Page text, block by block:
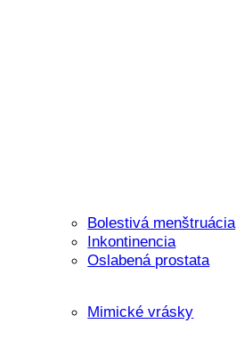
Bolestivá menštruácia
Inkontinencia
Oslabená prostata
Mimické vrásky